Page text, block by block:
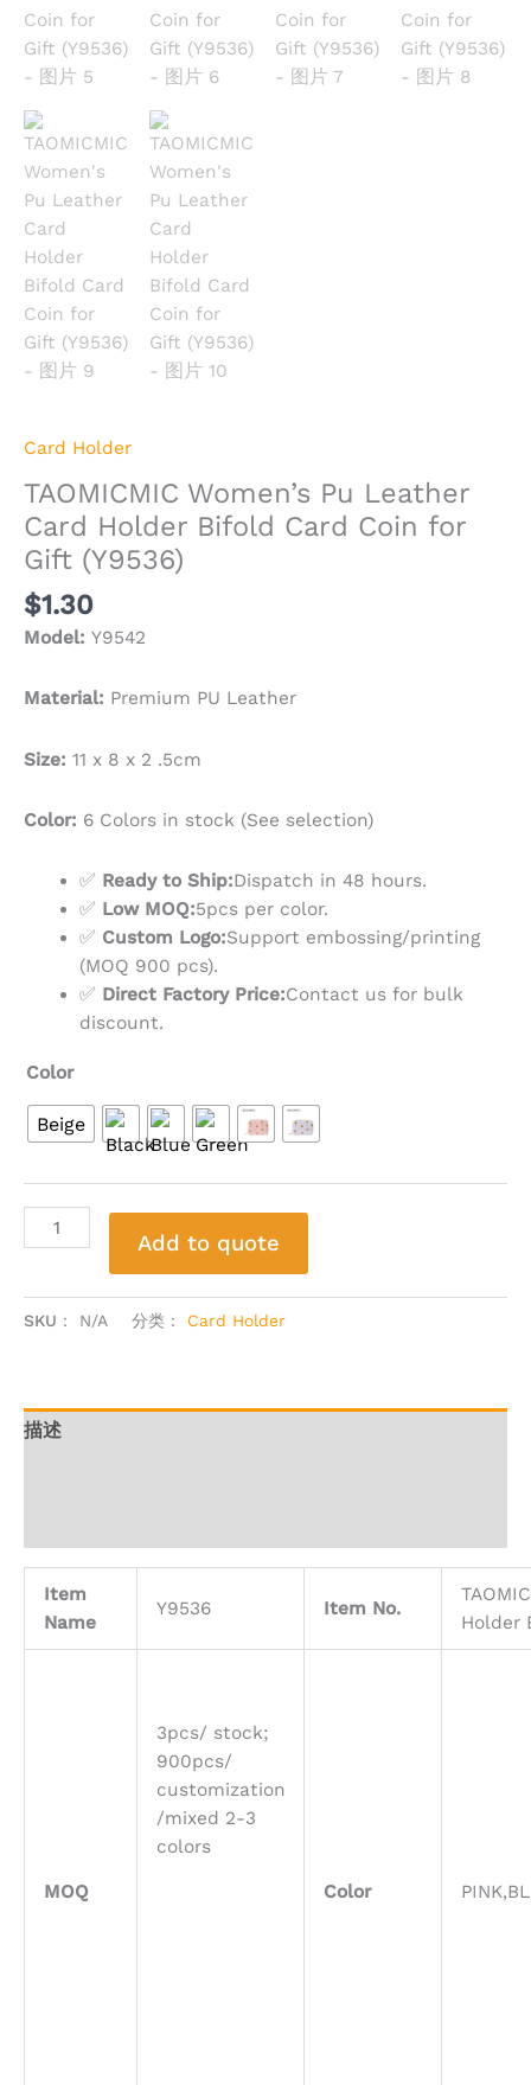
Card Holder
TAOMICMIC Women’s Pu Leather
Card Holder Bifold Card Coin for
Gift (Y9536)
$1.30
Model: Y9542
Material: Premium PU Leather
Size: 11 x 8 x 2 .5cm
Color: 6 Colors in stock (See selection)
✅ Ready to Ship:Dispatch in 48 hours.
✅ Low MOQ:5pcs per color.
✅ Custom Logo:Support embossing/printing
(MOQ 900 pcs).
✅ Direct Factory Price:Contact us for bulk
discount.
Color
Beige
Add to quote
Alternative:
SKU： N/A 分类： Card Holder
描述
Item
Name
Y9536 Item No.
Holder
MOQ
3pcs/ stock;
900pcs/
customization
/mixed 2-3
colors
Color